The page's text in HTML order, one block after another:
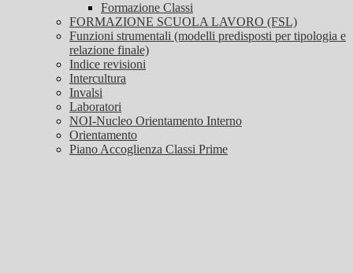
Formazione Classi
FORMAZIONE SCUOLA LAVORO (FSL)
Funzioni strumentali (modelli predisposti per tipologia e
relazione finale)
Indice revisioni
Intercultura
Invalsi
Laboratori
NOI-Nucleo Orientamento Interno
Orientamento
Piano Accoglienza Classi Prime